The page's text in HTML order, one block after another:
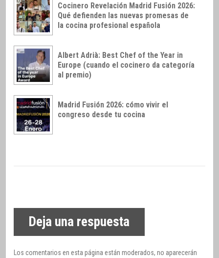
Cocinero Revelación Madrid Fusión 2026:
Qué defienden las nuevas promesas de
la cocina profesional española
Albert Adrià: Best Chef of the Year in
Europe (cuando el cocinero da categoría
al premio)
Madrid Fusión 2026: cómo vivir el
congreso desde tu cocina
Deja una respuesta
Los comentarios en esta página están moderados, no aparecerán